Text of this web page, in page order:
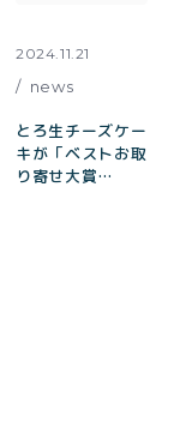
2024.11.21
news
とろ生チーズケー
キが「ベストお取
り寄せ大賞